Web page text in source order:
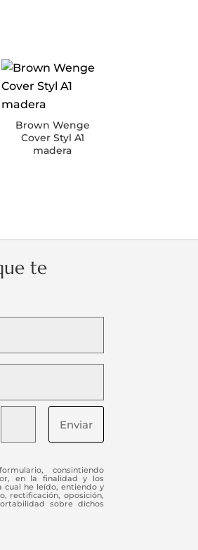
Brown Wenge
Cover Styl A1
madera
te
Enviar
consintiendo
en la finalidad y los
cual he leído, entiendo y
rectificación, oposición,
sobre dichos